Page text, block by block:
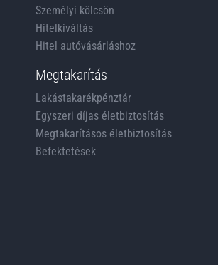
Személyi kölcsön
Hitelkiváltás
Hitel autóvásárláshoz
Megtakarítás
Lakástakarékpénztár
Egyszeri díjas életbiztosítás
Megtakarításos életbiztosítás
Befektetések